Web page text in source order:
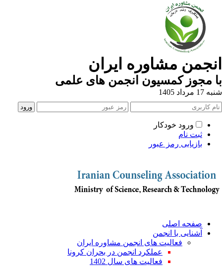
مشاوره ایران
مجوز کمسیون انجمن های علمی
مرداد 1405
ورود خودکار
ثبت نام
بازیابی رمز عبور
صفحه اصلی
آشنایی با انجمن
فعالیت های انجمن مشاوره ایران
عملکرد انجمن در بحران کرونا
فعالیت های سال 1402